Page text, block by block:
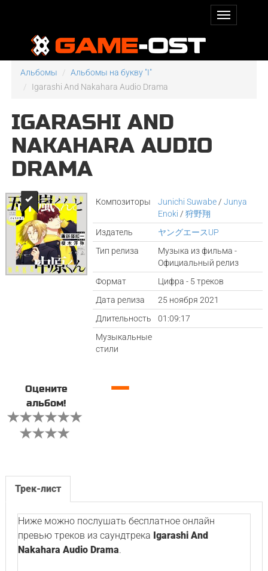
Альбомы
Альбомы на букву "I"
Igarashi And Nakahara Audio Drama
IGARASHI AND
NAKAHARA AUDIO
DRAMA
Композиторы Junichi Suwabe /Junya
Enoki /狩野翔
Издатель
ヤングエースUP
Тип релиза
Музыка из фильма -
Официальный релиз
Формат
Цифра - 5 треков
Дата релиза
25 ноября 2021
Длительность
01:09:17
Музыкальные
стили
Оцените
альбом!
—
Трек-лист
Ниже можно послушать бесплатное онлайн
превью треков из саундтрека Igarashi And
Nakahara Audio Drama.